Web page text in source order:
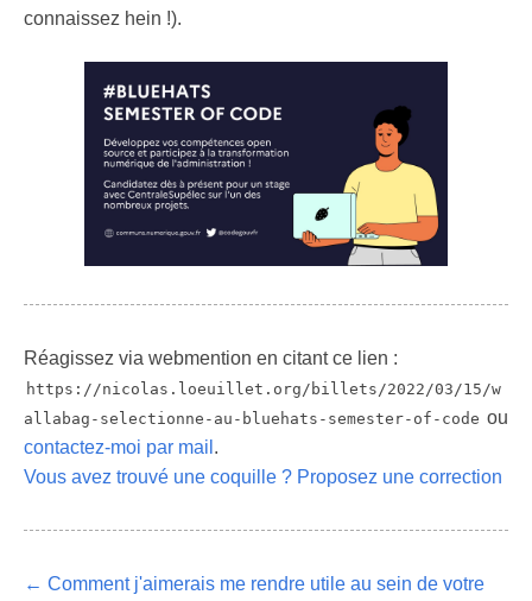
connaissez hein !).
Réagissez via webmention en citant ce lien :
https://nicolas.loeuillet.org/billets/2022/03/15/w
allabag-selectionne-au-bluehats-semester-of-code ou
contactez-moi par mail .
Vous avez trouvé une coquille ? Proposez une correction
← Comment j'aimerais me rendre utile au sein de votre